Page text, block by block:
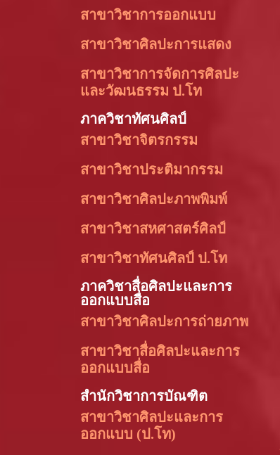
สาขาวิชาการออกแบบ
สาขาวิชาศิลปะการแสดง
สาขาวิชาการจัดการศิลปะ
และวัฒนธรรม ป.โท
ภาควิชาทัศนศิลป์
สาขาวิชาจิตรกรรม
สาขาวิชาประติมากรรม
สาขาวิชาศิลปะภาพพิมพ์
สาขาวิชาสหศาสตร์ศิลป์
สาขาวิชาทัศนศิลป์ ป.โท
ภาควิชาสื่อศิลปะและการ
ออกแบบสื่อ
สาขาวิชาศิลปะการถ่ายภาพ
สาขาวิชาสื่อศิลปะและการ
ออกแบบสื่อ
สำนักวิชาการบัณฑิต
สาขาวิชาศิลปะและการ
ออกแบบ (ป.โท)